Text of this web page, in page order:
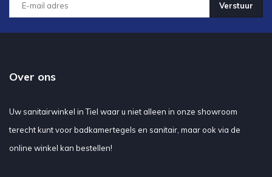
Verstuur
Over ons
Uw sanitairwinkel in Tiel waar u niet alleen in onze showroom
terecht kunt voor badkamertegels en sanitair, maar ook via de
online winkel kan bestellen!